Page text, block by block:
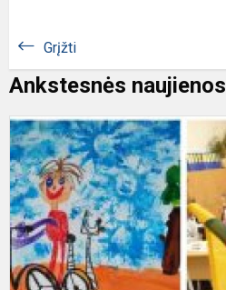
Grįžti
Ankstesnės naujienos